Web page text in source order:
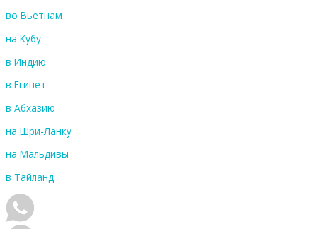
во Вьетнам
на Кубу
в Индию
в Египет
в Абхазию
на Шри-Ланку
на Мальдивы
в Тайланд